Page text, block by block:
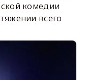
комедии
всего